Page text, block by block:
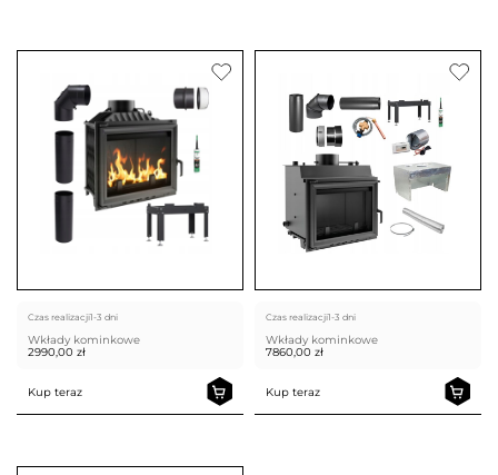
Czas realizacji1-3 dni
Wkłady kominkowe
2990,00 zł
Kup teraz
Czas realizacji1-3 dni
Wkłady kominkowe
7860,00 zł
Kup teraz